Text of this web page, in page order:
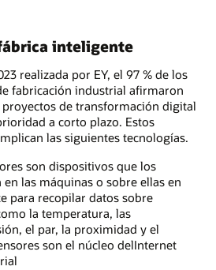
inteligente
realizada por EY, el 97 % de los
fabricación industrial afirmaron
de transformación digital
a corto plazo. Estos
las siguientes tecnologías.
son dispositivos que los
las máquinas o sobre ellas en
para recopilar datos sobre
la temperatura, las
el par, la proximidad y el
son el núcleo delInternet